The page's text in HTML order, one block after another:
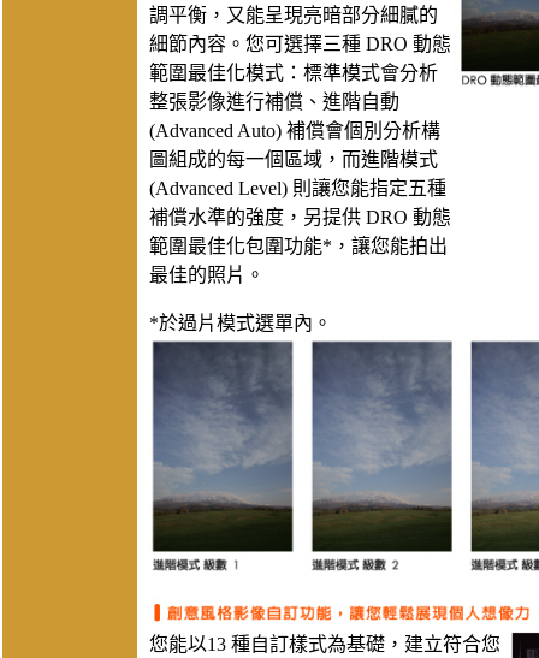
調平衡，又能呈現亮暗部分細膩的
細節內容。您可選擇三種 DRO 動態
範圍最佳化模式：標準模式會分析
整張影像進行補償、進階自動
(Advanced Auto) 補償會個別分析構
圖組成的每一個區域，而進階模式
(Advanced Level) 則讓您能指定五種
補償水準的強度，另提供 DRO 動態
範圍最佳化包圍功能*，讓您能拍出
最佳的照片。
*於過片模式選單內。
您能以13 種自訂樣式為基礎，建立符合您